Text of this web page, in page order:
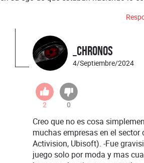
_Chronos
4/Septiembre/2024
2 0
Creo que no es cosa
muchas empresas en el sector
Activision, Ubisoft). -Fue
juego solo por moda y mas